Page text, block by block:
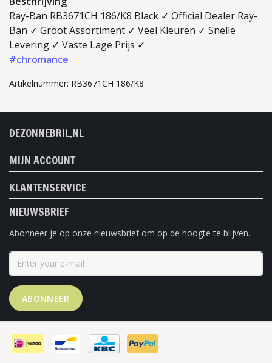
Ray-Ban RB3671CH 186/K8 Black ✓ Official Dealer Ray-
Ban ✓ Groot Assortiment ✓ Veel Kleuren ✓ Snelle
Levering ✓ Vaste Lage Prijs ✓
#chromance
Artikelnummer: RB3671CH 186/K8
DEZONNEBRIL.NL
MIJN ACCOUNT
KLANTENSERVICE
NIEUWSBRIEF
Abonneer je op onze nieuwsbrief om op de hoogte te blijven.
ABONNEER